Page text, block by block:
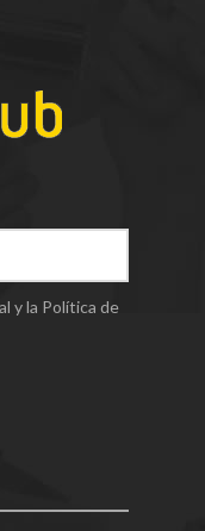
y la Política de